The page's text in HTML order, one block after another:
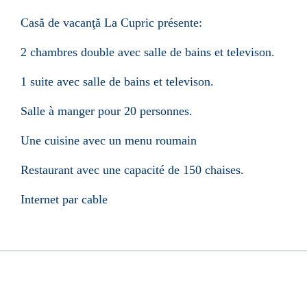
Casă de vacanţă La Cupric présente:
2 chambres double avec salle de bains et televison.
1 suite avec salle de bains et televison.
Salle à manger pour 20 personnes.
Une cuisine avec un menu roumain
Restaurant avec une capacité de 150 chaises.
Internet par cable